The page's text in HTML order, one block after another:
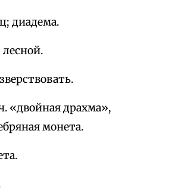
диадема.
«двойная драхма»,
монета.